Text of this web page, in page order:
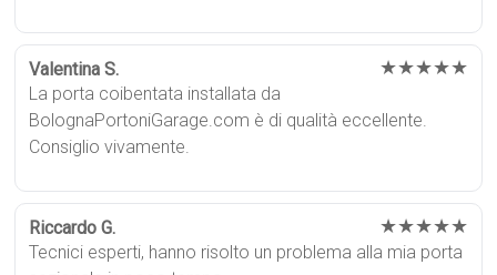
Valentina S. ★★★★★
La porta coibentata installata da
BolognaPortoniGarage.com è di qualità eccellente.
Consiglio vivamente.
Riccardo G. ★★★★★
Tecnici esperti, hanno risolto un problema alla mia porta